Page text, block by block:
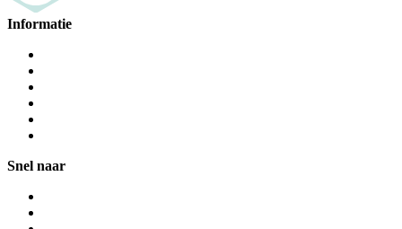
Informatie
Snel naar